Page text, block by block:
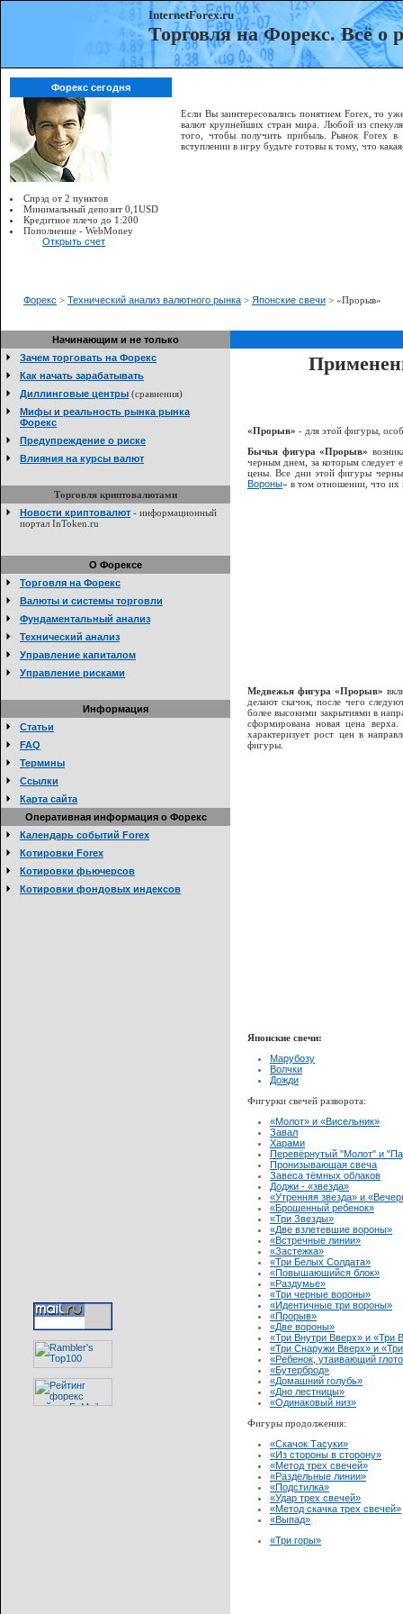
InternetForex.ru
Торговля на Форекс. Всё о
Форекс сегодня
Если Вы заинтересовались понятием Forex, то
валют крупнейших стран мира. Любой из
того, чтобы получить прибыль. Рынок Forex в
вступлении в игру будьте готовы к тому, что
Спрэд от 2 пунктов
Минимальный депозит 0,1USD
Кредитное плечо до 1:200
Пополнение - WebMoney
Открыть счет
Форекс > Технический анализ валютного рынка > Японские свечи > «Прорыв»
Начинающим и не только
Зачем торговать на Форекс
Как начать зарабатывать
Диллинговые центры (сравнения)
Мифы и реальность рынка рынка
Форекс
Предупреждение о риске
Влияния на курсы валют
Торговля криптовалютами
Новости криптовалют - информационный
портал InToken.ru
О Форексе
Торговля на Форекс
Валюты и системы торговли
Фундаментальный анализ
Технический анализ
Управление капиталом
Управление рисками
Информация
Статьи
FAQ
Термины
Ссылки
Карта сайта
Оперативная информация о Форекс
Календарь событий Forex
Котировки Forex
Котировки фьючерсов
Котировки фондовых индексов
«Прорыв» - для этой фигуры,
Бычья фигура «Прорыв»
черным днем, за которым следует
цены. Все дни этой фигуры
Вороны» в том отношении, что их
Медвежья фигура «Прорыв»
делают скачок, после чего
более высокими закрытиями в
сформирована новая цена
характеризует рост цен в
фигуры.
Японские свечи:
Марубозу
Волчки
Дожди
Фигурки свечей разворота:
«Молот» и «Висельник»
Завал
Харами
Перевёрнутый "Молот" и
Пронизывающая свеча
Завеса тёмных облаков
Доджи - «звезда»
«Утренняя звезда» и
«Брошенный ребенок»
«Три Звезды»
«Две взлетевшие вороны»
«Встречные линии»
«Застежка»
«Три Белых Солдата»
«Повышаюшийся блок»
«Раздумье»
«Три черные вороны»
«Идентичные три вороны»
«Прорыв»
«Две вороны»
«Три Внутри Вверх» и «Три
«Три Снаружи Вверх» и
«Ребенок, утаивающий
«Бутерброд»
«Домашний голубь»
«Дно лестницы»
«Одинаковый низ»
Фигуры продолжения:
«Скачок Тасуки»
«Из стороны в сторону»
«Метод трех свечей»
«Раздельные линии»
«Подстилка»
«Удар трех свечей»
«Метод скачка трех свечей»
«Выпад»
«Три горы»